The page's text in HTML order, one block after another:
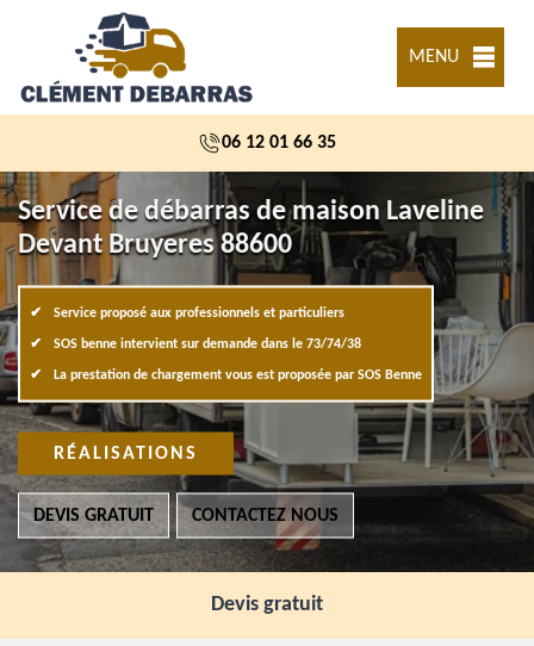
MENU
06 12 01 66 35
Service de débarras de maison Laveline
Devant Bruyeres 88600
Service proposé aux professionnels et particuliers
SOS benne intervient sur demande dans le 73/74/38
La prestation de chargement vous est proposée par SOS Benne
RÉALISATIONS
DEVIS GRATUIT CONTACTEZ NOUS
Devis gratuit